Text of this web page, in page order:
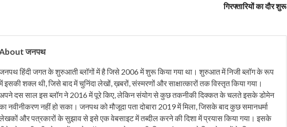
गिरफ्तारियों का दौर शुरू
जनपथ
हिंदी जगत के शुरुआती ब्लॉगों में है जिसे 2006 में शुरू किया गया था। शुरुआत में निजी ब्लॉग के रूप
इसकी शक्ल थी, जिसे बाद में चुनिंदा लेखों, ख़बरों, संस्मरणों और साक्षात्कारों तक विस्तृत किया गया।
दस साल इस ब्लॉग ने 2016 में पूरे किए, लेकिन संयोग से कुछ तकनीकी दिक्कत के चलते इसके डोमेन
नवीनीकरण नहीं हो सका। जनपथ को मौजूदा पता दोबारा 2019 में मिला, जिसके बाद कुछ समानधर्मा
और पत्रकारों के सुझाव से इसे एक वेबसाइट में तब्दील करने की दिशा में प्रयास किया गया। इसके